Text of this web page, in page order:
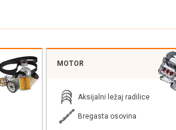
MOTOR
Aksijalni ležaj radilice
Bregasta osovina